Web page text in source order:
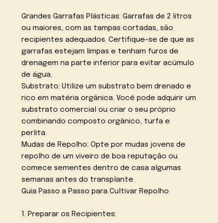
Grandes Garrafas Plásticas: Garrafas de 2 litros
ou maiores, com as tampas cortadas, são
recipientes adequados. Certifique-se de que as
garrafas estejam limpas e tenham furos de
drenagem na parte inferior para evitar acúmulo
de água.
Substrato: Utilize um substrato bem drenado e
rico em matéria orgânica. Você pode adquirir um
substrato comercial ou criar o seu próprio
combinando composto orgânico, turfa e
perlita.
Mudas de Repolho: Opte por mudas jovens de
repolho de um viveiro de boa reputação ou
comece sementes dentro de casa algumas
semanas antes do transplante.
Guia Passo a Passo para Cultivar Repolho
1. Preparar os Recipientes: